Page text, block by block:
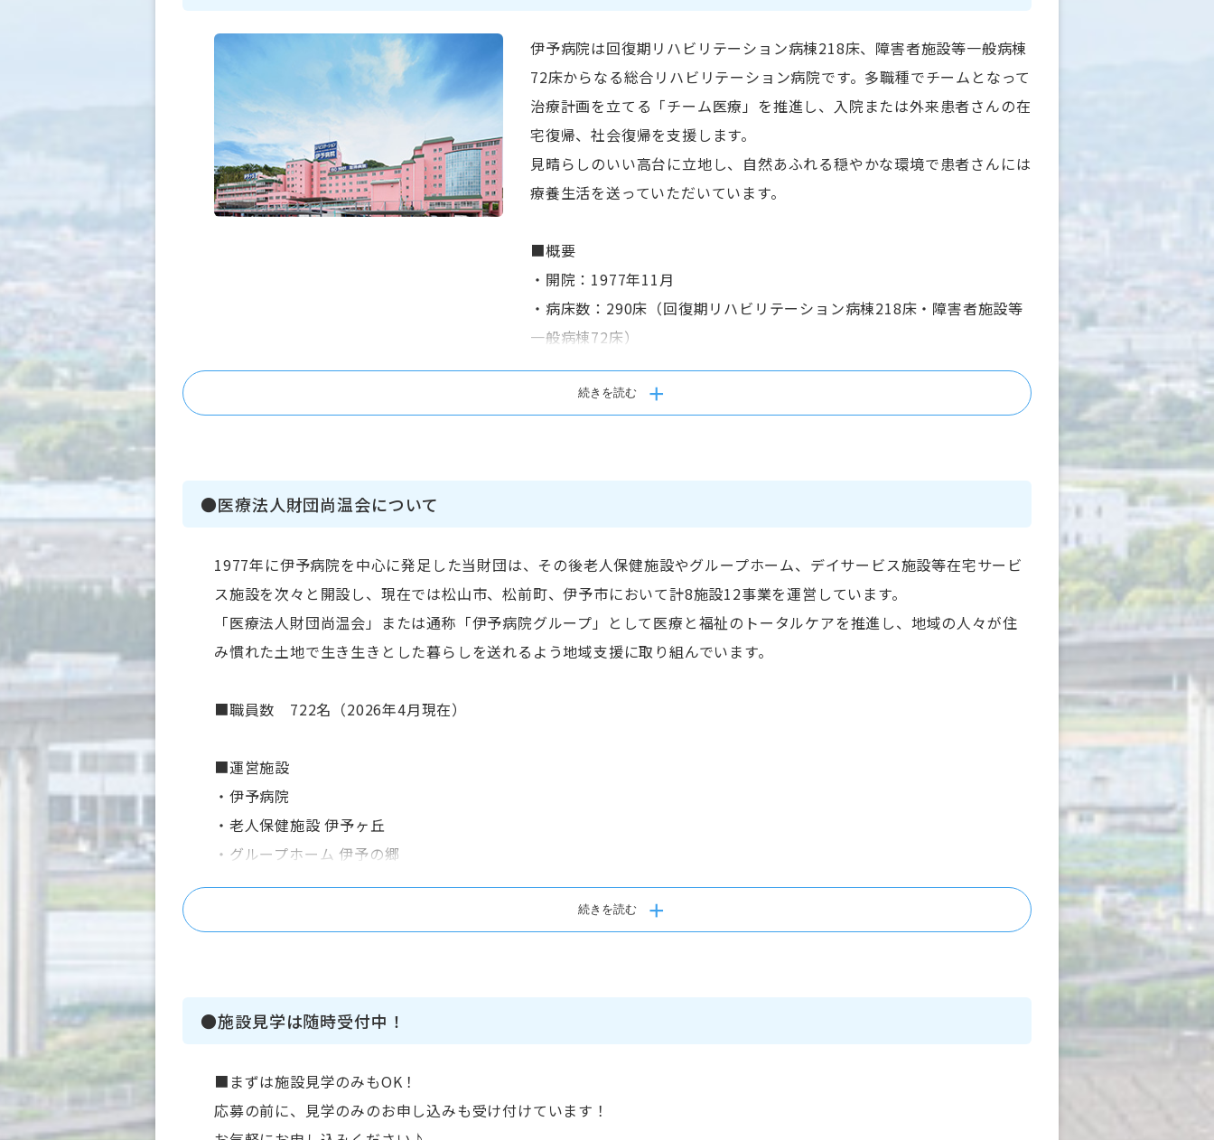
伊予病院は回復期リハビリテーション病棟218床、障害者施設等一般病棟
72床からなる総合リハビリテーション病院です。多職種でチームとなって
治療計画を立てる「チーム医療」を推進し、入院または外来患者さんの在
宅復帰、社会復帰を支援します。
見晴らしのいい高台に立地し、自然あふれる穏やかな環境で患者さんには
療養生活を送っていただいています。
■概要
・開院：1977年11月
・病床数：290床（回復期リハビリテーション病棟218床・障害者施設等
一般病棟72床）
・診療科目：内科・循環器内科・リハビリテーション科・小児科・麻酔科
多職種で協力しあう環境が整っていて、コミュニケーションが活発な雰囲
気があります。新人職員からよく「先輩方が皆優しく、質問や相談がしや
すい」との声をいただいています。
続きを読む
●医療法人財団尚温会について
1977年に伊予病院を中心に発足した当財団は、その後老人保健施設やグループホーム、デイサービス施設等在宅サービ
ス施設を次々と開設し、現在では松山市、松前町、伊予市において計8施設12事業を運営しています。
「医療法人財団尚温会」または通称「伊予病院グループ」として医療と福祉のトータルケアを推進し、地域の人々が住
み慣れた土地で生き生きとした暮らしを送れるよう地域支援に取り組んでいます。
■職員数 722名（2026年4月現在）
■運営施設
・伊予病院
・老人保健施設 伊予ヶ丘
・グループホーム 伊予の郷
・伊予訪問看護ステーション
・デイサービスセンターあがわ
・高齢者施設 あがわの郷
・高齢者施設 グレースフォーユー余戸
続きを読む
●施設見学は随時受付中！
■まずは施設見学のみもOK！
応募の前に、見学のみのお申し込みも受け付けています！